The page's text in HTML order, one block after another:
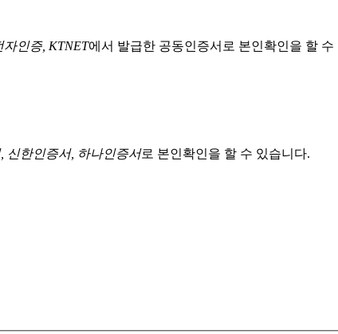
인증, KTNET에서 발급한 공동인증서로 본인확인을 할 수
신한인증서, 하나인증서로 본인확인을 할 수 있습니다.